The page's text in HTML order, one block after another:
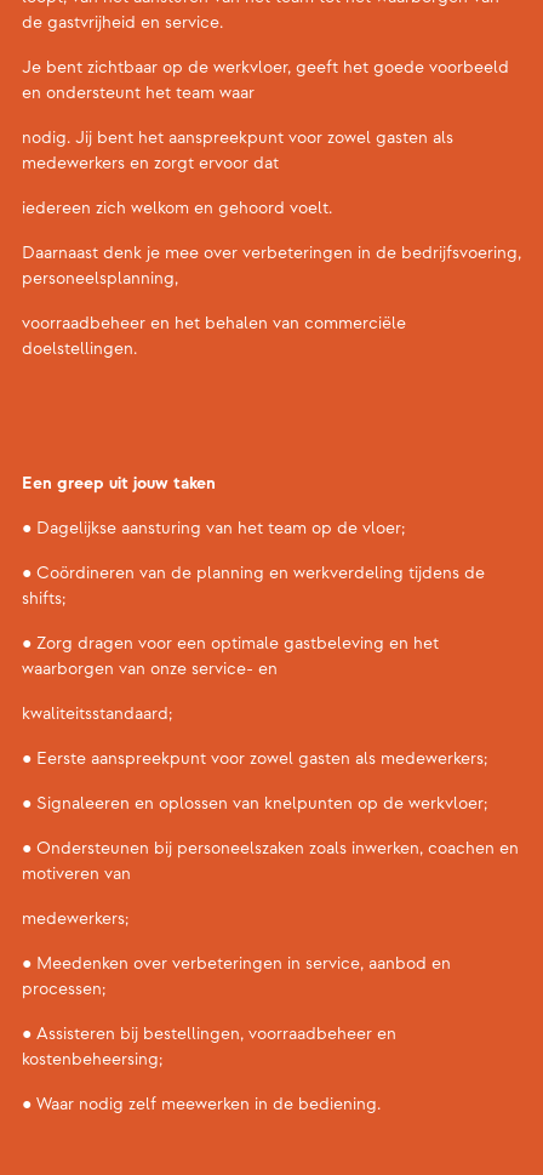
de gastvrijheid en service.
Je bent zichtbaar op de werkvloer, geeft het goede voorbeeld
en ondersteunt het team waar
nodig. Jij bent het aanspreekpunt voor zowel gasten als
medewerkers en zorgt ervoor dat
iedereen zich welkom en gehoord voelt.
Daarnaast denk je mee over verbeteringen in de bedrijfsvoering,
personeelsplanning,
voorraadbeheer en het behalen van commerciële
doelstellingen.
Een greep uit jouw taken
● Dagelijkse aansturing van het team op de vloer;
● Coördineren van de planning en werkverdeling tijdens de
shifts;
● Zorg dragen voor een optimale gastbeleving en het
waarborgen van onze service- en
kwaliteitsstandaard;
● Eerste aanspreekpunt voor zowel gasten als medewerkers;
● Signaleeren en oplossen van knelpunten op de werkvloer;
● Ondersteunen bij personeelszaken zoals inwerken, coachen en
motiveren van
medewerkers;
● Meedenken over verbeteringen in service, aanbod en
processen;
● Assisteren bij bestellingen, voorraadbeheer en
kostenbeheersing;
● Waar nodig zelf meewerken in de bediening.